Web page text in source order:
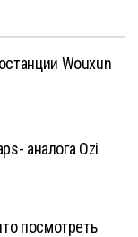
Wouxun
аналога Ozi
посмотреть